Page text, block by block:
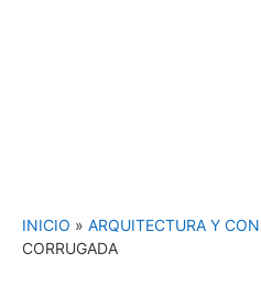
INICIO » ARQUITECTURA Y
CORRUGADA